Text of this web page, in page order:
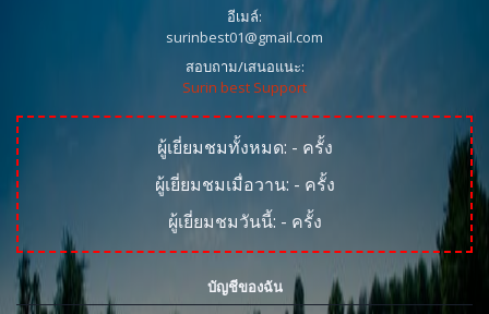
อีเมล์:
surinbest01@gmail.com
สอบถาม/เสนอแนะ:
Surin best Support
ผู้เยี่ยมชมทั้งหมด: - ครั้ง
ผู้เยี่ยมชมเมื่อวาน: - ครั้ง
ผู้เยี่ยมชมวันนี้: - ครั้ง
บัญชีของฉัน